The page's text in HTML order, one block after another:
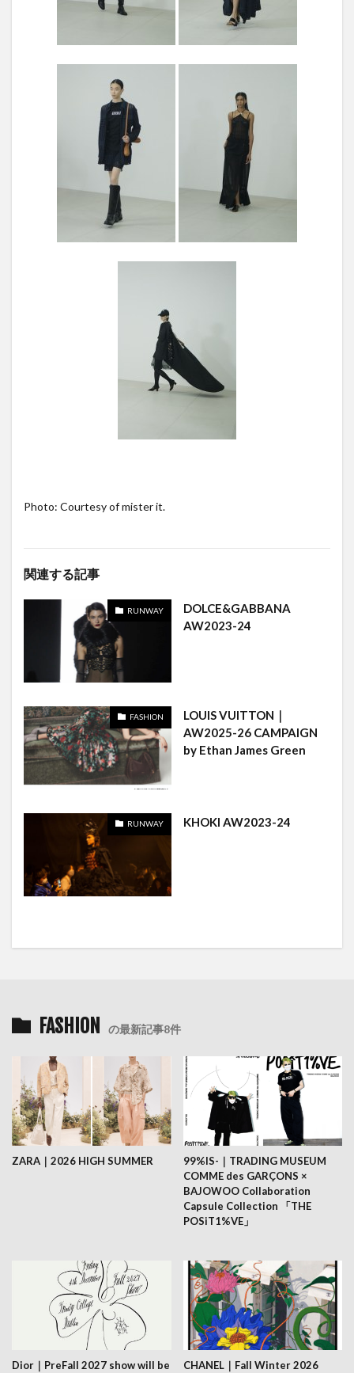
Photo: Courtesy of mister it.
関連する記事
RUNWAY
DOLCE&GABBANA
AW2023-24
FASHION
LOUIS VUITTON｜
AW2025-26 CAMPAIGN
by Ethan James Green
RUNWAY KHOKI AW2023-24
FASHION の最新記事8件
ZARA｜2026 HIGH SUMMER
99%IS-｜TRADING MUSEUM
COMME des GARÇONS ×
BAJOWOO Collaboration
Capsule Collection 「THE
POSiT1%VE」
Dior｜PreFall 2027 show will be
CHANEL｜Fall Winter 2026